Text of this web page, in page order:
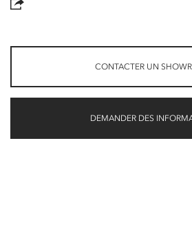
CONTACTER UN
DEMANDER DES